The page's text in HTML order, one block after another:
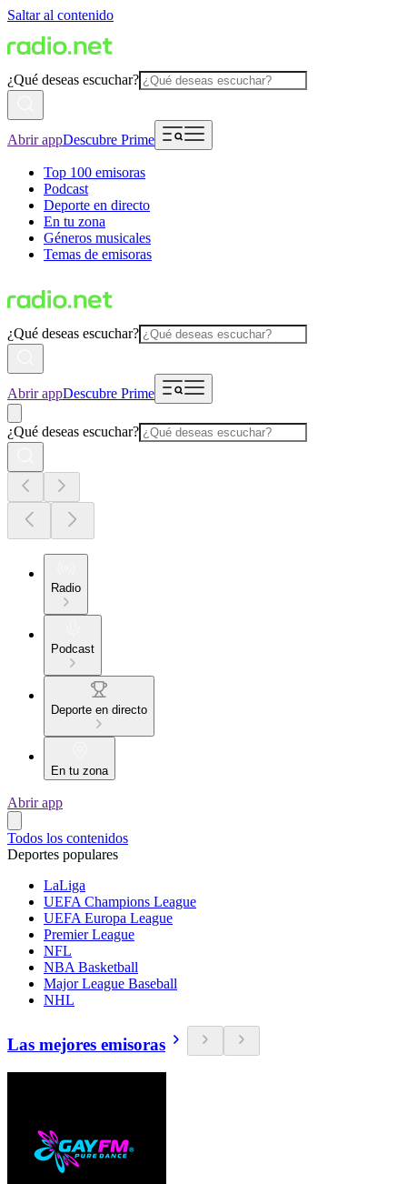
Saltar al contenido
¿Qué deseas escuchar?
Abrir appDescubre Prime
Top 100 emisoras
Podcast
Deporte en directo
En tu zona
Géneros musicales
Temas de emisoras
¿Qué deseas escuchar?
Abrir appDescubre Prime
¿Qué deseas escuchar?
Radio
Podcast
Deporte en directo
En tu zona
Abrir app
Todos los contenidos
Deportes populares
LaLiga
UEFA Champions League
UEFA Europa League
Premier League
NFL
NBA Basketball
Major League Baseball
NHL
Las mejores emisoras